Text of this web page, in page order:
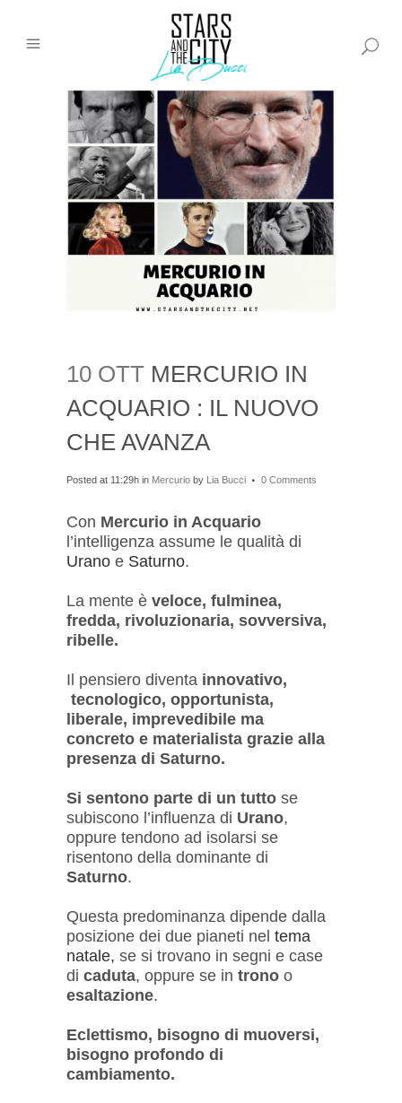
10 OTT MERCURIO IN
ACQUARIO : IL NUOVO
CHE AVANZA
Posted at 11:29h in Mercurio by Lia Bucci 0 Comments
Con Mercurio in Acquario
l’intelligenza assume le qualità di
Urano e Saturno.
La mente è veloce, fulminea,
fredda, rivoluzionaria, sovversiva,
ribelle.
Il pensiero diventa innovativo,
tecnologico, opportunista,
liberale, imprevedibile ma
concreto e materialista grazie alla
presenza di Saturno.
Si sentono parte di un tutto se
subiscono l’influenza di Urano,
oppure tendono ad isolarsi se
risentono della dominante di
Saturno.
Questa predominanza dipende dalla
posizione dei due pianeti nel tema
natale, se si trovano in segni e case
di caduta, oppure se in trono o
esaltazione.
Eclettismo, bisogno di muoversi,
bisogno profondo di
cambiamento.